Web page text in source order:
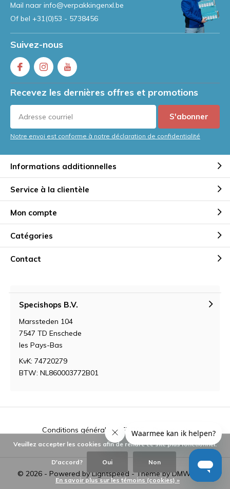
Mail naar info@verpakkingenxl.be
Of bel +31(0)53 - 5738456
Suivez-nous
Recevez les dernières offres et promotions
S'abonner
Notre envoi est conforme à notre déclaration de confidentialité
Informations additionnelles
Service à la clientèle
Mon compte
Catégories
Contact
Specishops B.V.
Marssteden 104
7547 TD Enschede
les Pays-Bas
KvK: 74720279
BTW: NL860003772B01
© 2026 - Powered byLightspeed - Theme byDMWS.nl
Conditions générales Fil RSS Plan du site
Veuillez accepter les cookies afin de rendre ce site plus fonctionnel.
D'accord? Oui Non
En savoir plus sur les témoins (cookies) »